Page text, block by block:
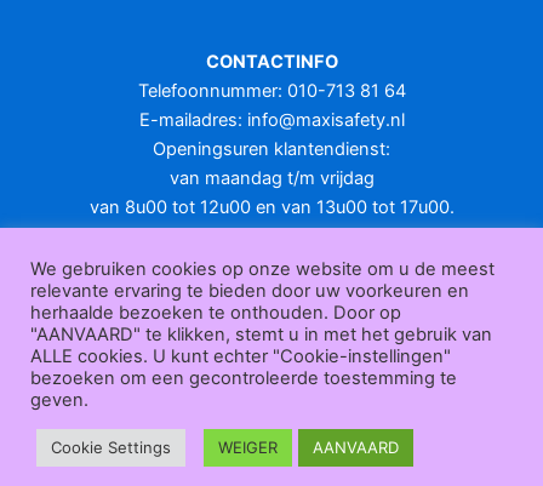
CONTACTINFO
Telefoonnummer: 010-713 81 64
E-mailadres: info@maxisafety.nl
Openingsuren klantendienst:
van maandag t/m vrijdag
van 8u00 tot 12u00 en van 13u00 tot 17u00.
KLANTENSERVICE
Over
ons|Bedrijfsgegevens| F.A.Q.|Bestelprocedure | Betaling
ending | Retourneren|Herroepingsrecht|Herroepingsfunctie
ederverkoop|Bedrukken|Contact
Algemene voorwaarden
Maxisafety.nl © 2026
We gebruiken cookies op onze website om u de meest
relevante ervaring te bieden door uw voorkeuren en
herhaalde bezoeken te onthouden. Door op
"AANVAARD" te klikken, stemt u in met het gebruik van
ALLE cookies. U kunt echter "Cookie-instellingen"
bezoeken om een gecontroleerde toestemming te
geven.
Cookie Settings WEIGER AANVAARD